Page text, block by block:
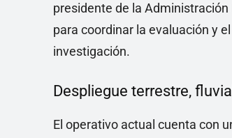
presidente de la Administración
para coordinar la evaluación y
investigación.
Despliegue terrestre,
El operativo actual cuenta con